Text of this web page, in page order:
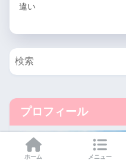
違い
プロフィール
ホーム メニュー